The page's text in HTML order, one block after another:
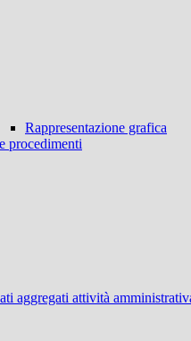
Rappresentazione grafica
procedimenti
aggregati attività